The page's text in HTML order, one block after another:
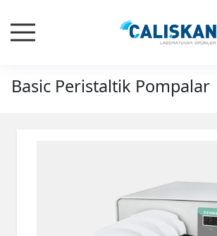
Basic Peristaltik Pompalar